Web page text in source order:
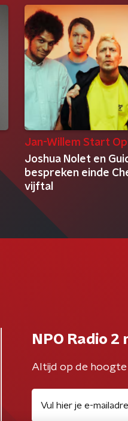
Jan-Willem Start
Joshua Nolet en
bespreken einde
vijftal
NPO Radio
Altijd op de hoogte